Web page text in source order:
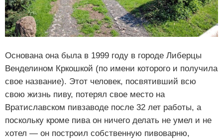
Основана она была в 1999 году в городе Либерцы
Венделином Кркошкой (по имени которого и получила
свое название). Этот человек, посвятивший всю
свою жизнь пиву, потерял свое место на
Вратиславском пивзаводе после 32 лет работы, а
поскольку кроме пива он ничего делать не умел и не
хотел — он построил собственную пивоварню,